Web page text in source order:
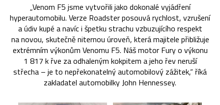
„Venom F5 jsme vytvořili jako dokonalé vyjádření
hyperautomobilu. Verze Roadster posouvá rychlost, vzrušení
a údiv kupé a navíc i špetku strachu vzbuzujícího respekt
na novou, skutečně niternou úroveň, která majitele přibližuje
extrémním výkonům Venomu F5. Náš motor Fury o výkonu
1 817 k řve za odhaleným kokpitem a jeho řev neruší
střecha – je to nepřekonatelný automobilový zážitek,“ říká
zakladatel automobilky John Hennessey.